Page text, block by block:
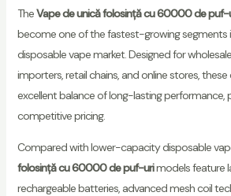
TheVape de unică folosință cu 60000 de puf-
become one of the fastest-growing segments
disposable vape market. Designed for
importers, retail chains, and online stores, these
excellent balance of long-lasting performance,
competitive pricing.
Compared with lower-capacity disposable
folosință cu 60000 de puf-urimodels feature
rechargeable batteries, advanced mesh coil